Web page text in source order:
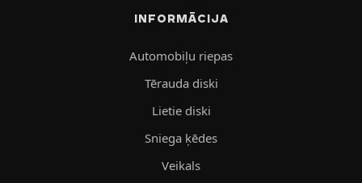
INFORMĀCIJA
Automobiļu riepas
Tērauda diski
Lietie diski
Sniega ķēdes
Veikals